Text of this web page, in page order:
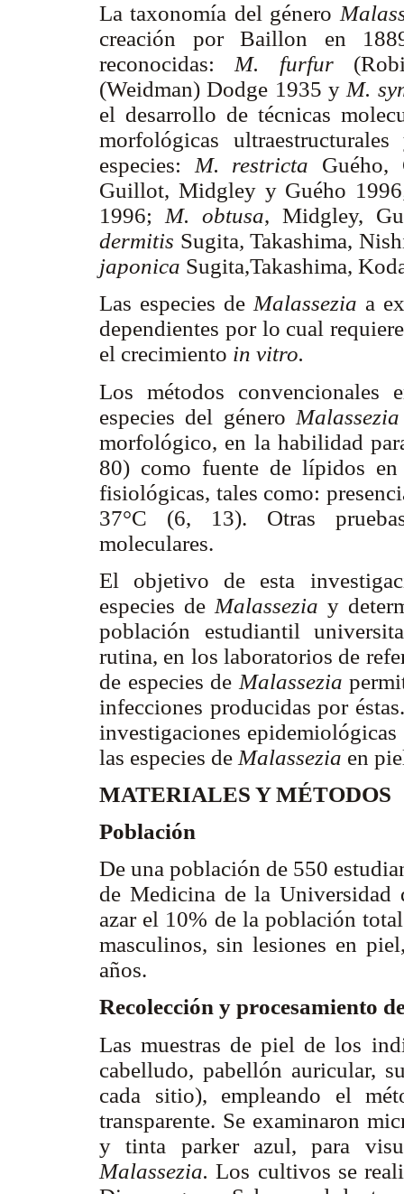
La taxonomía del género
creación por Baillon en
reconocidas: M. furfur
(Weidman) Dodge 1935 y M.
el desarrollo de técnicas
morfológicas
especies: M. restricta
Guillot, Midgley y Guého
1996; M. obtusa, Midgley,
dermitis Sugita,Takashima,
japonica Sugita,Takashima,
Las especies de Malassezia a
dependientes por lo cual
el crecimiento in vitro.
Los métodos convencionales
especies del género
morfológico, en la habilidad
80) como fuente de lípidos
fisiológicas, tales como:
37°C (6, 13). Otras
moleculares.
El objetivo de esta
especies de Malassezia y
población estudiantil
rutina, en los laboratorios de
de especies de Malassezia
infecciones producidas por
investigaciones
las especies de Malassezia en
MATERIALES Y MÉTODOS
Población
De una población de 550
de Medicina de la Universidad
azar el 10% de la población
masculinos, sin lesiones en
años.
Recolección y procesamiento
Las muestras de piel de los
cabelludo, pabellón auricular,
cada sitio), empleando el
transparente. Se examinaron
y tinta parker azul, para
Malassezia. Los cultivos se